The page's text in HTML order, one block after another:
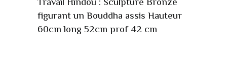
figurant un Bouddha assis Hauteur
60cm long 52cm prof 42 cm